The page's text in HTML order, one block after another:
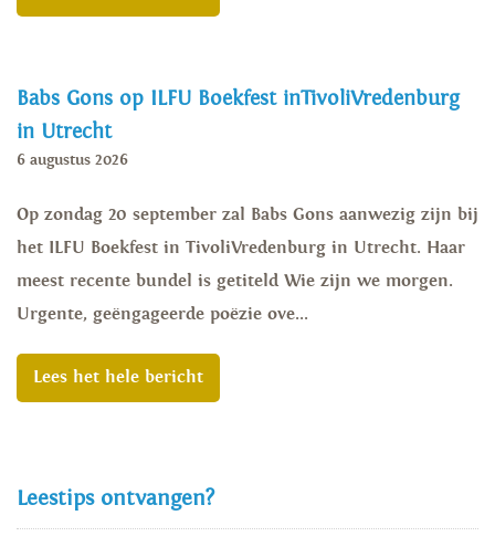
Babs Gons op ILFU Boekfest inTivoliVredenburg
in Utrecht
6 augustus 2026
Op zondag 20 september zal Babs Gons aanwezig zijn bij
het ILFU Boekfest in TivoliVredenburg in Utrecht. Haar
meest recente bundel is getiteld Wie zijn we morgen.
Urgente, geëngageerde poëzie ove...
Lees het hele bericht
Leestips ontvangen?